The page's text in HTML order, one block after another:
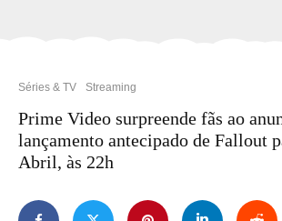
Séries & TV Streaming
Prime Video surpreende fãs ao
lançamento antecipado de Fallout
Abril, às 22h